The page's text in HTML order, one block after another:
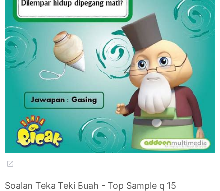
Soalan Teka Teki Buah - Top Sample q 15